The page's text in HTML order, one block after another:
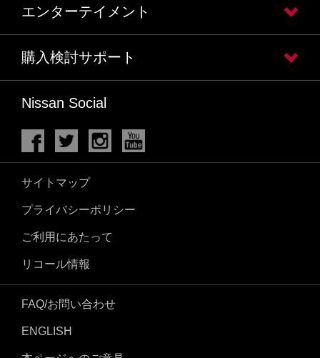
エンターテイメント
購入検討サポート
Nissan Social
サイトマップ
プライバシーポリシー
ご利用にあたって
リコール情報
FAQ/お問い合わせ
ENGLISH